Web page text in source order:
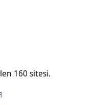
160 sitesi.